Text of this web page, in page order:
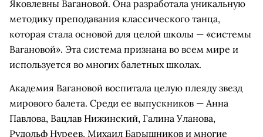
Яковлевны Вагановой. Она разработала уникальную
методику преподавания классического танца,
которая стала основой для целой школы — «системы
Вагановой». Эта система признана во всем мире и
используется во многих балетных школах.
Академия Вагановой воспитала целую плеяду звезд
мирового балета. Среди ее выпускников — Анна
Павлова, Вацлав Нижинский, Галина Уланова,
Рудольф Нуреев, Михаил Барышников и многие